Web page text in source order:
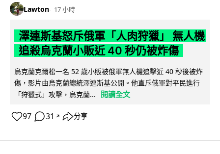
Lawton 17 小時
澤連斯基怒斥俄軍「人肉狩獵」 無人機
追殺烏克蘭小販近 40 秒仍被炸傷
烏克蘭克爾松一名 52 歲小販被俄軍無人機追擊近 40 秒後被炸
傷，影片由烏克蘭總統澤連斯基公開。他直斥俄軍對平民進行
「狩獵式」攻擊，烏克蘭...
閱讀全文
97 31 ↗ 分享